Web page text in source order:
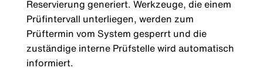
Reservierung generiert. Werkzeuge, die einem
Prüfintervall unterliegen, werden zum
Prüftermin vom System gesperrt und die
zuständige interne Prüfstelle wird automatisch
informiert.